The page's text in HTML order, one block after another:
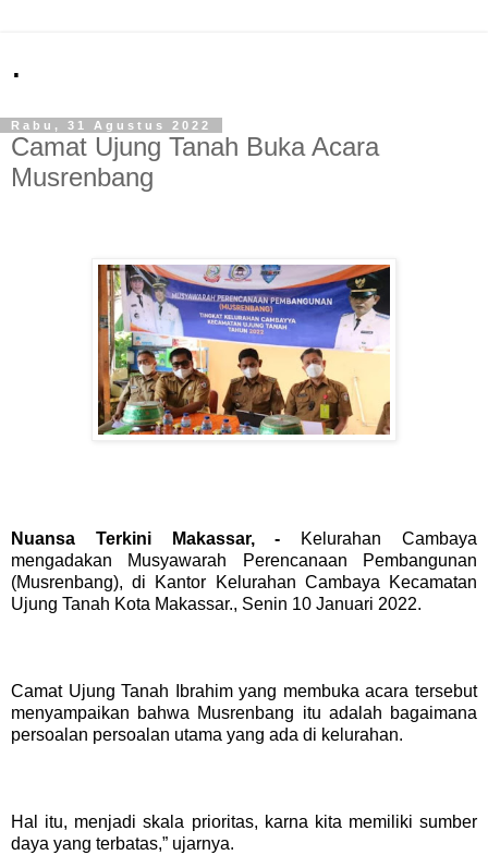
.
Rabu, 31 Agustus 2022
Camat Ujung Tanah Buka Acara
Musrenbang
Nuansa Terkini Makassar, -
Kelurahan Cambaya
mengadakan Musyawarah Perencanaan Pembangunan
(Musrenbang), di Kantor Kelurahan Cambaya Kecamatan
Ujung Tanah Kota Makassar., Senin 10 Januari 2022.
Camat Ujung Tanah Ibrahim yang membuka acara tersebut
menyampaikan bahwa Musrenbang itu adalah bagaimana
persoalan persoalan utama yang ada di kelurahan.
Hal itu, menjadi skala prioritas, karna kita memiliki sumber
daya yang terbatas,” ujarnya.